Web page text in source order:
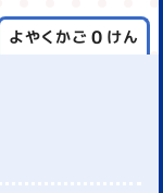
よやくかご 0 けん